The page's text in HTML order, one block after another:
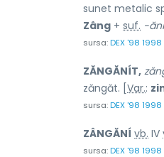
sunet metalic
Zâng + suf. -
sursa:DEX '98 1998
ZĂNGĂNÍT,
zăngăt. [Var.:
sursa:DEX '98 1998
ZÂNGĂNÍ vb. IV
sursa:DEX '98 1998